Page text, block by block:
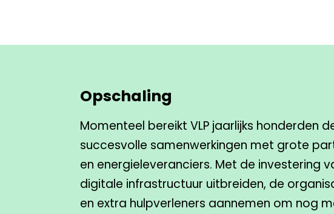
Opschaling
Momenteel bereikt VLP jaarlijks honderden
succesvolle samenwerkingen met grote
en energieleveranciers. Met de investering
digitale infrastructuur uitbreiden, de
en extra hulpverleners aannemen om nog